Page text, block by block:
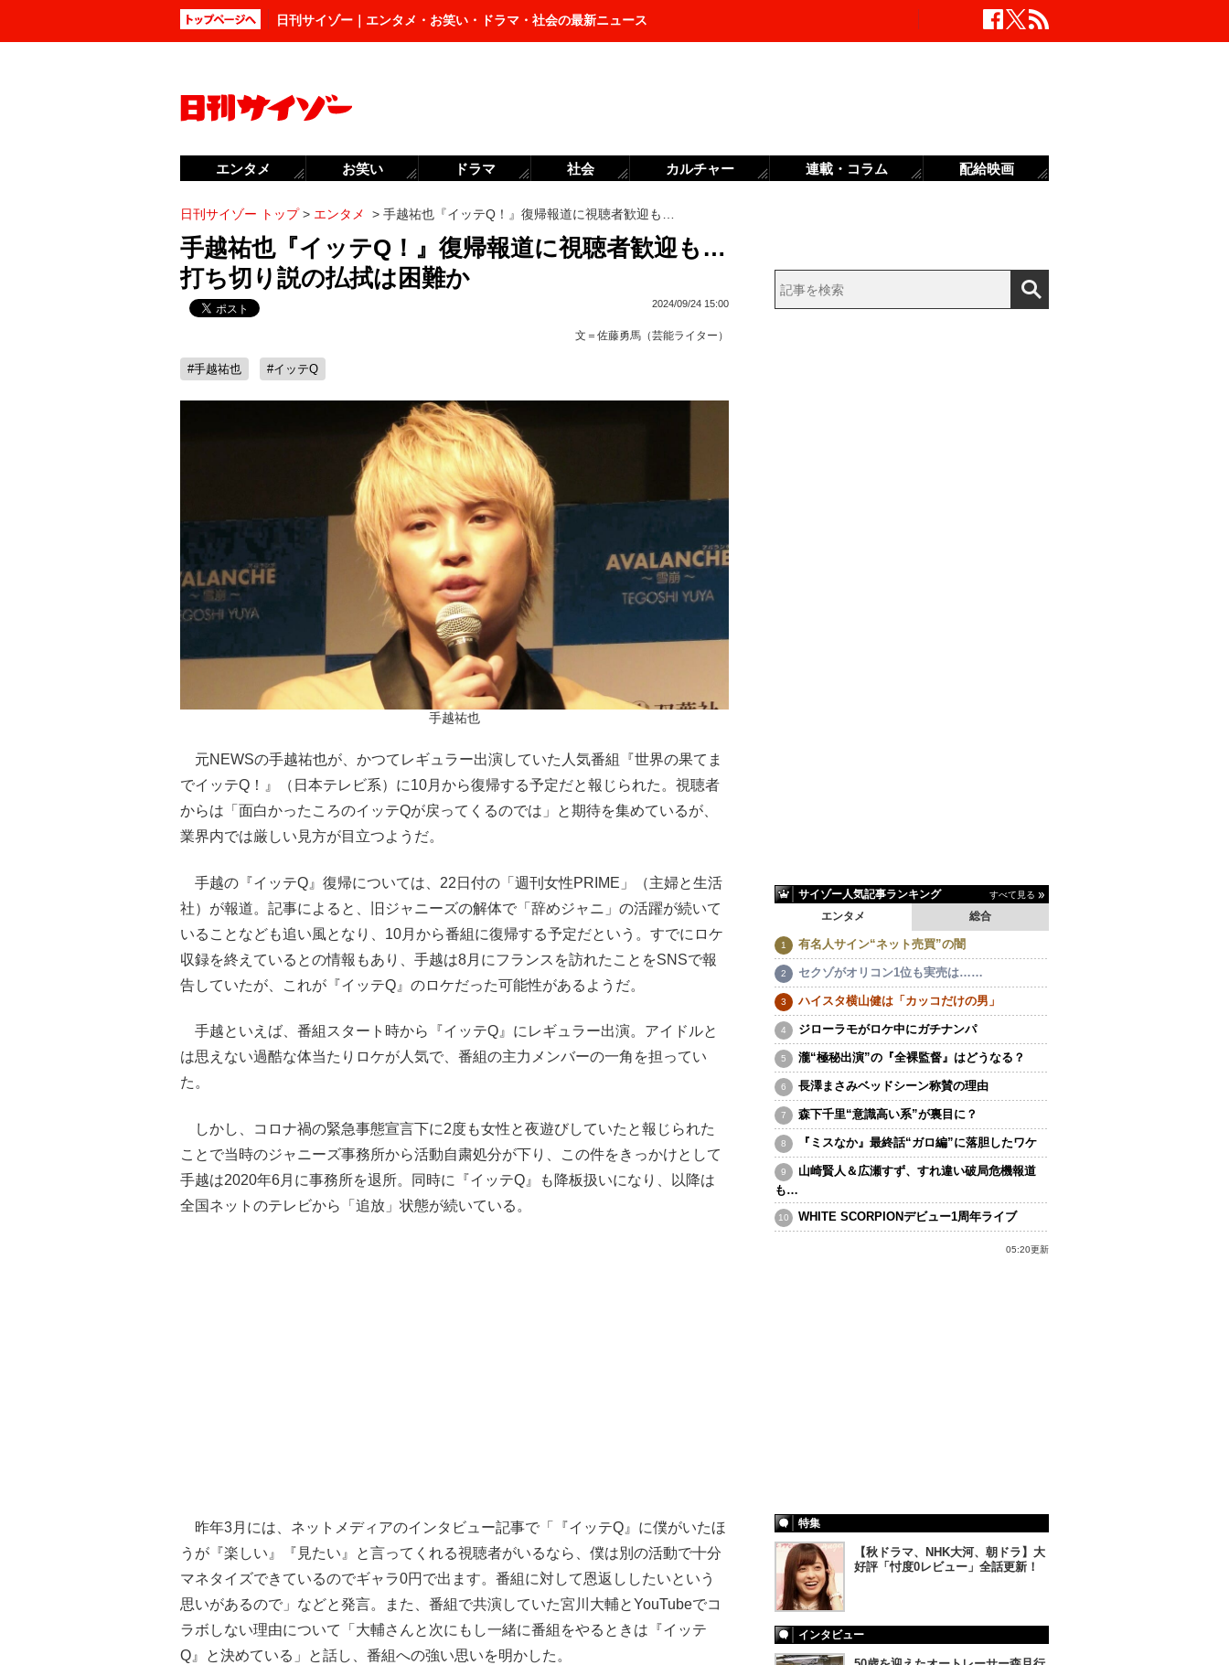
日刊サイゾー｜エンタメ・お笑い・ドラマ・社会の最新ニュース
日刊サイゾー トップ> エンタメ > 手越祐也『イッテQ！』復帰報道に視聴者歓迎も…
手越祐也『イッテQ！』復帰報道に視聴者歓迎も…
打ち切り説の払拭は困難か
2024/09/24 15:00
文＝ 佐藤勇馬（芸能ライター）
#手越祐也 #イッテQ
手越祐也
元NEWSの手越祐也が、かつてレギュラー出演していた人気番組『世界の果てま
でイッテQ！』（日本テレビ系）に10月から復帰する予定だと報じられた。視聴者
からは「面白かったころのイッテQが戻ってくるのでは」と期待を集めているが、
業界内では厳しい見方が目立つようだ。
手越の『イッテQ』復帰については、22日付の「週刊女性PRIME」（主婦と生活
社）が報道。記事によると、旧ジャニーズの解体で「辞めジャニ」の活躍が続いて
いることなども追い風となり、10月から番組に復帰する予定だという。すでにロケ
収録を終えているとの情報もあり、手越は8月にフランスを訪れたことをSNSで報
告していたが、これが『イッテQ』のロケだった可能性があるようだ。
手越といえば、番組スタート時から『イッテQ』にレギュラー出演。アイドルと
は思えない過酷な体当たりロケが人気で、番組の主力メンバーの一角を担ってい
た。
しかし、コロナ禍の緊急事態宣言下に2度も女性と夜遊びしていたと報じられた
ことで当時のジャニーズ事務所から活動自粛処分が下り、この件をきっかけとして
手越は2020年6月に事務所を退所。同時に『イッテQ』も降板扱いになり、以降は
全国ネットのテレビから「追放」状態が続いている。
昨年3月には、ネットメディアのインタビュー記事で「『イッテQ』に僕がいたほ
うが『楽しい』『見たい』と言ってくれる視聴者がいるなら、僕は別の活動で十分
マネタイズできているのでギャラ0円で出ます。番組に対して恩返ししたいという
思いがあるので」などと発言。また、番組で共演していた宮川大輔とYouTubeでコ
ラボしない理由について「大輔さんと次にもし一緒に番組をやるときは『イッテ
Q』と決めている」と話し、番組への強い思いを明かした。
サイゾー人気記事ランキング すべて見る
エンタメ 総合
有名人サイン“ネット売買”の闇
セクゾがオリコン1位も実売は……
ハイスタ横山健は「カッコだけの男」
ジローラモがロケ中にガチナンパ
瀧“極秘出演”の『全裸監督』はどうなる？
長澤まさみベッドシーン称賛の理由
森下千里“意識高い系”が裏目に？
『ミスなか』最終話“ガロ編”に落胆したワケ
山崎賢人＆広瀬すず、すれ違い破局危機報道
も…
WHITE SCORPIONデビュー1周年ライブ
05:20更新
特集
【秋ドラマ、NHK大河、朝ドラ】大
好評「忖度0レビュー」全話更新！
インタビュー
エンタメ お笑い ドラマ 社会 カルチャー 連載・コラム 配給映画